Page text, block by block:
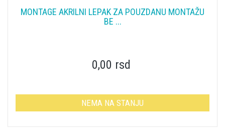
MONTAGE AKRILNI LEPAK ZA POUZDANU MONTAŽU
BE ...
0,00 rsd
NEMA NA STANJU